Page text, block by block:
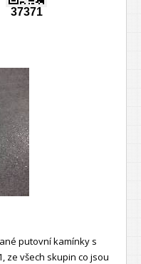
37371
putovní kamínky s
ze všech skupin co jsou